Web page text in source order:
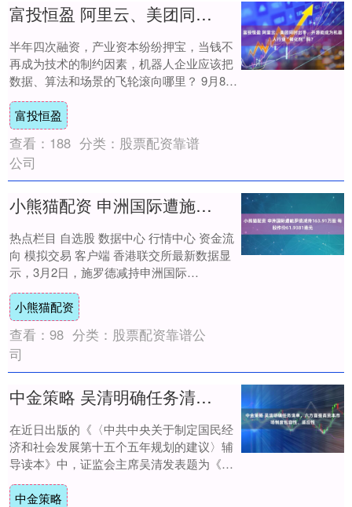
富投恒盈 阿里云、美团同时出手，开源能成为机器人行业“催化剂”吗？
半年四次融资，产业资本纷纷押宝，当钱不
再成为技术的制约因素，机器人企业应该把
数据、算法和场景的飞轮滚向哪里？ 9月8
日，自变量机器人（以下简称“自变量”）宣
布完....
富投恒盈
查看： 188 分类： 股票配资靠谱
公司
小熊猫配资 申洲国际遭施罗德减持163.91万股 每股作价61.9381港元
热点栏目 自选股 数据中心 行情中心 资金流
向 模拟交易 客户端 香港联交所最新数据显
示，3月2日，施罗德减持申洲国际
（02313）163.91万股，每股作价6....
小熊猫配资
查看： 98 分类： 股票配资靠谱公
司
中金策略 吴清明确任务清单，六方面提高资本市场制度包容性、适应性
在近日出版的《〈中共中央关于制定国民经
济和社会发展第十五个五年规划的建议〉辅
导读本》中，证监会主席吴清发表题为《提
高资本市场制度包容性、适应性》的署名文
章。吴清....
中金策略